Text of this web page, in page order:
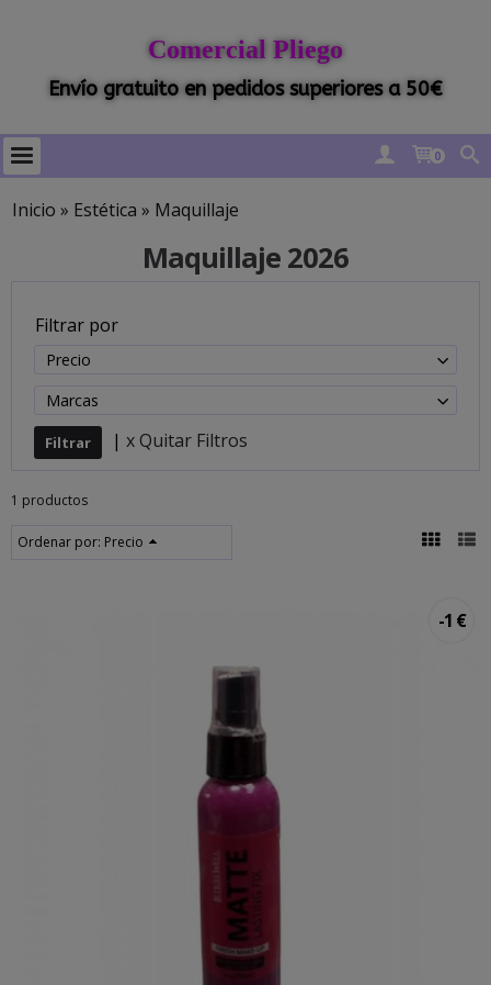
Comercial Pliego
Envío gratuito en pedidos superiores a 50€
0
Inicio » Estética » Maquillaje
Maquillaje 2026
Filtrar por
Precio
Marcas
| x Quitar Filtros
1 productos
Ordenar por: Precio
-1 €